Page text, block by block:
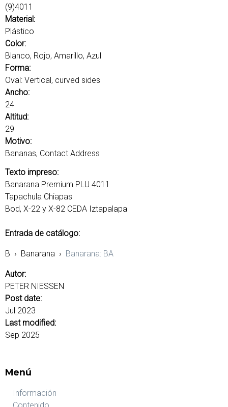
p
a
l
(9)4011
Material:
Plástico
Color:
Blanco, Rojo, Amarillo, Azul
Forma:
Oval: Vertical, curved sides
Ancho:
24
Altitud:
29
Motivo:
Bananas, Contact Address
Texto impreso:
Banarana Premium PLU 4011
Tapachula Chiapas
Bod, X-22 y X-82 CEDA Iztapalapa
Entrada de catálogo:
B › Banarana › Banarana: BA
Autor:
PETER NIESSEN
Post date:
Jul 2023
Last modified:
Sep 2025
Menú
Información